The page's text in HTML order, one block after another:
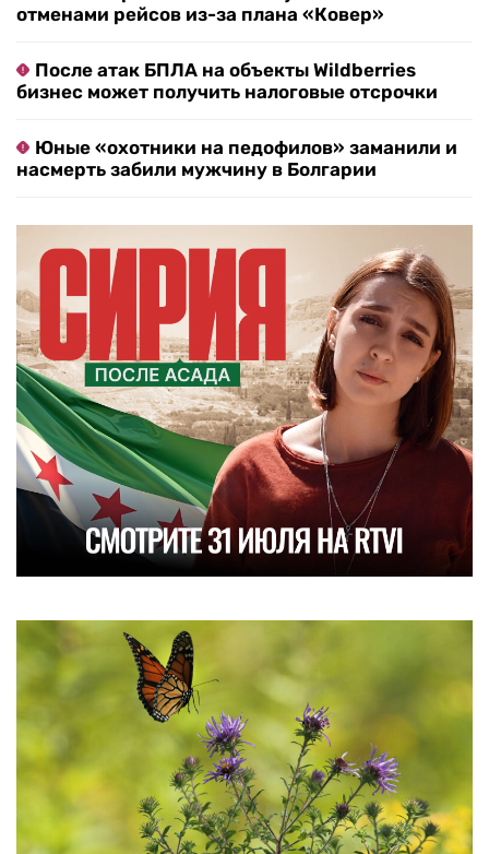
отменами рейсов из-за плана «Ковер»
После атак БПЛА на объекты Wildberries
бизнес может получить налоговые отсрочки
Юные «охотники на педофилов» заманили и
насмерть забили мужчину в Болгарии